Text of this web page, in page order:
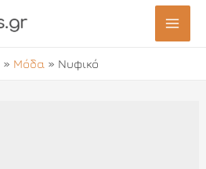
» Μόδα » Νυφικό